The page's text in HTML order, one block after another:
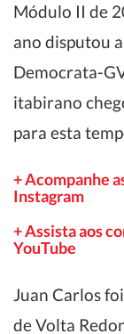
Módulo II de
ano disputou
Democrata-
itabirano
para esta
+ Acompanhe
Instagram
+ Assista aos
YouTube
Juan Carlos
de Volta